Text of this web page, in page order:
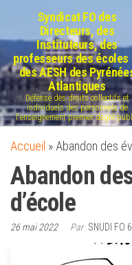
contenu
Syndicat FO des
Directeurs, des
Instituteurs, des
professeurs des écoles
des AESH des
Atlantiques
Défense des droits collectifs et
individuels des personnels de
l'enseignement premier degré
Accueil » Abandon des
Abandon
d’école
26 mai 2022 Par SNUDI FO